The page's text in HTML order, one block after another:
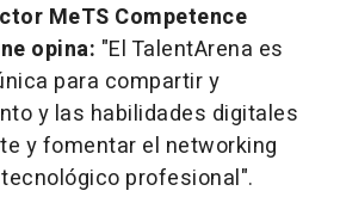
MeTS Competence
opina: "El TalentArena es
para compartir y
y las habilidades digitales
y fomentar el networking
profesional".